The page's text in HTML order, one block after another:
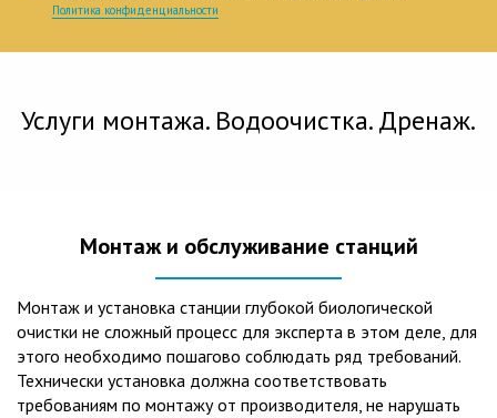
Политика конфиденциальности
Услуги монтажа. Водоочистка. Дренаж.
Монтаж и обслуживание станций
Монтаж и установка станции глубокой биологической
очистки не сложный процесс для эксперта в этом деле, для
этого необходимо пошагово соблюдать ряд требований.
Технически установка должна соответствовать
требованиям по монтажу от производителя, не нарушать